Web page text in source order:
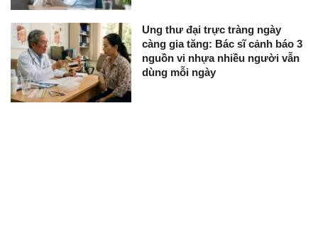
Ung thư đại trực tràng ngày
càng gia tăng: Bác sĩ cảnh báo 3
nguồn vi nhựa nhiều người vẫn
dùng mỗi ngày